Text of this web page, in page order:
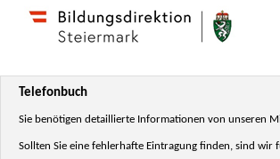
Telefonbuch
Sie benötigen detaillierte Informationen von unseren
Sollten Sie eine fehlerhafte Eintragung finden, sind